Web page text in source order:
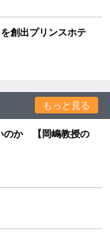
創出プリンスホテ
もっと見る
のか 【岡嶋教授の